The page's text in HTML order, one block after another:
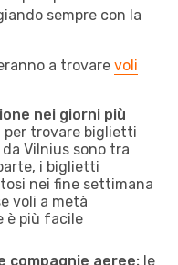
sempre con la
a trovare voli
nei giorni più
per trovare biglietti
Vilnius sono tra
i biglietti
nei fine settimana
voli a metà
è più facile
compagnie aeree: le